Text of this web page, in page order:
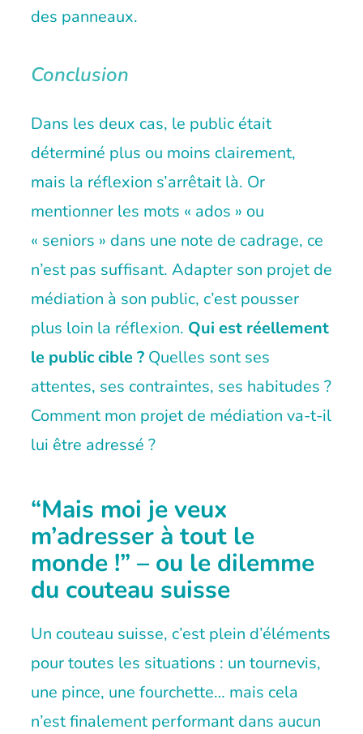
des panneaux.
Conclusion
Dans les deux cas, le public était
déterminé plus ou moins clairement,
mais la réflexion s’arrêtait là. Or
mentionner les mots « ados » ou
« seniors » dans une note de cadrage, ce
n’est pas suffisant. Adapter son projet de
médiation à son public, c’est pousser
plus loin la réflexion. Qui est réellement
le public cible ?Quelles sont ses
attentes, ses contraintes, ses habitudes ?
Comment mon projet de médiation va-t-il
lui être adressé ?
“Mais moi je veux
m’adresser à tout le
monde !” – ou le dilemme
du couteau suisse
Un couteau suisse, c’est plein d’éléments
pour toutes les situations : un tournevis,
une pince, une fourchette… mais cela
n’est finalement performant dans aucun